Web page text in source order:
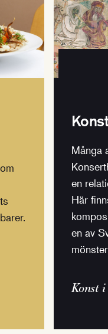
Många
en
Här
en av
Konst